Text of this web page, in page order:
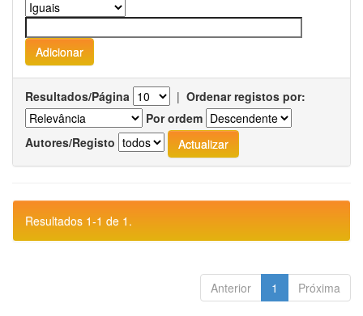
Resultados/Página | Ordenar registos por:
Por ordem
Autores/Registo
Resultados 1-1 de 1.
Anterior 1 Próxima